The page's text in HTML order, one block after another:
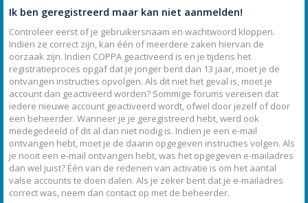
Ik ben geregistreerd maar kan niet aanmelden!
Controleer eerst of je gebruikersnaam en wachtwoord kloppen.
Indien ze correct zijn, kan één of meerdere zaken hiervan de
oorzaak zijn. Indien COPPA geactiveerd is en je tijdens het
registratieproces opgaf dat je jonger bent dan 13 jaar, moet je de
ontvangen instructies opvolgen. Als dit niet het geval is, moet je
account dan geactiveerd worden? Sommige forums vereisen dat
iedere nieuwe account geactiveerd wordt, ofwel door jezelf of door
een beheerder. Wanneer je je geregistreerd hebt, werd ook
medegedeeld of dit al dan niet nodig is. Indien je een e-mail
ontvangen hebt, moet je de daarin opgegeven instructies volgen. Als
je nooit een e-mail ontvangen hebt, was het opgegeven e-mailadres
dan wel juist? Één van de redenen van activatie is om het aantal
valse accounts te doen dalen. Als je zeker bent dat je e-mailadres
correct was, neem dan contact op met de beheerder.